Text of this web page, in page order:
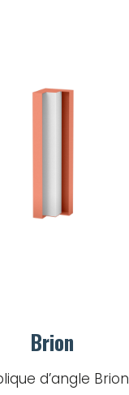
Brion
d’angle Brion